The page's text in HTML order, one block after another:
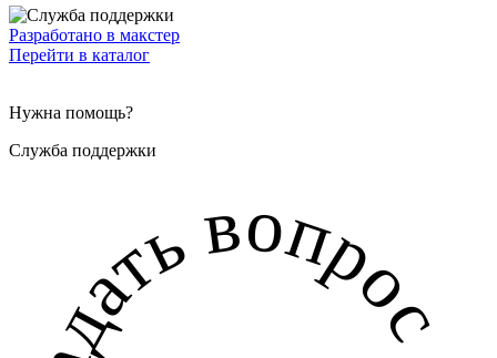
Разработано в макстер
Перейти в каталог
Нужна помощь?
Служба поддержки